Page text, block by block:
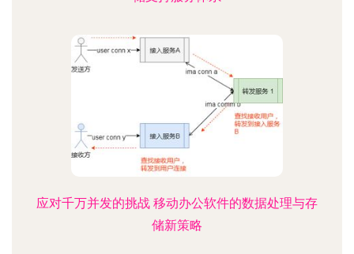
应对千万并发的挑战 移动办公软件的数据处理与存
储新策略